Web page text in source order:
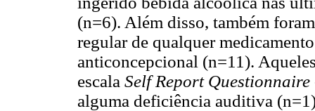
(n=6). Além disso, também
regular de qualquer
anticoncepcional (n=11).
escala Self Report Questionnaire
alguma deficiência auditiva